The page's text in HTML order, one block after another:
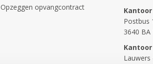
Opzeggen opvangcontract
Postbus
3640
Lauwers